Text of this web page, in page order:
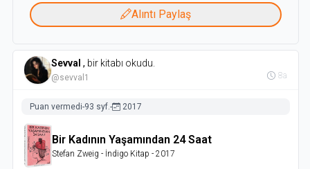
Alıntı Paylaş
Sevval , bir kitabı okudu.
@sevval1 8a
Puan vermedi-93 syf.- 2017
Bir Kadının Yaşamından 24 Saat
Stefan Zweig - İndigo Kitap - 2017